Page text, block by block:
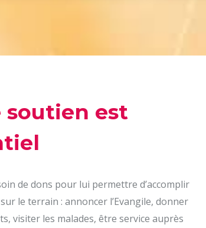
soutien est
de dons pour lui permettre d’accomplir
le terrain : annoncer l’Evangile, donner
visiter les malades, être service auprès